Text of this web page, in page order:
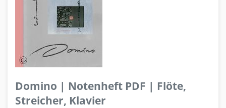
Domino | Notenheft PDF | Flöte,
Streicher, Klavier